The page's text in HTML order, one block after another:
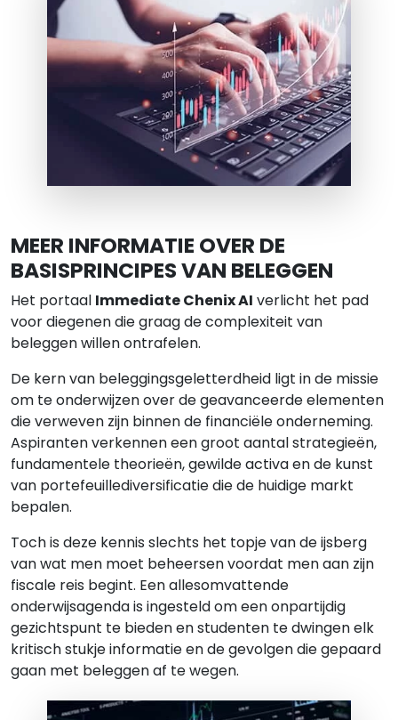
MEER INFORMATIE OVER DE
BASISPRINCIPES VAN BELEGGEN
Het portaal Immediate Chenix AI verlicht het pad
voor diegenen die graag de complexiteit van
beleggen willen ontrafelen.
De kern van beleggingsgeletterdheid ligt in de missie
om te onderwijzen over de geavanceerde elementen
die verweven zijn binnen de financiële onderneming.
Aspiranten verkennen een groot aantal strategieën,
fundamentele theorieën, gewilde activa en de kunst
van portefeuillediversificatie die de huidige markt
bepalen.
Toch is deze kennis slechts het topje van de ijsberg
van wat men moet beheersen voordat men aan zijn
fiscale reis begint. Een allesomvattende
onderwijsagenda is ingesteld om een onpartijdig
gezichtspunt te bieden en studenten te dwingen elk
kritisch stukje informatie en de gevolgen die gepaard
gaan met beleggen af te wegen.